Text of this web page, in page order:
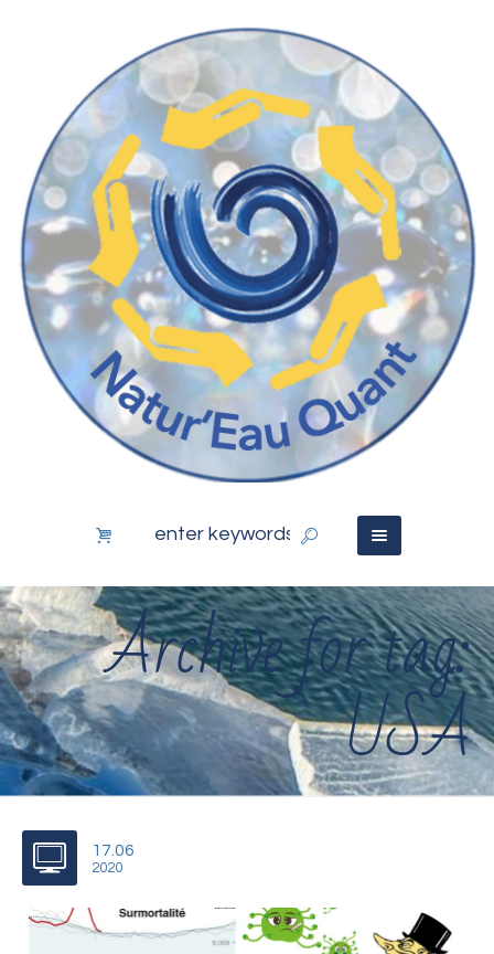
Archive for tag:
USA
17.06
2020